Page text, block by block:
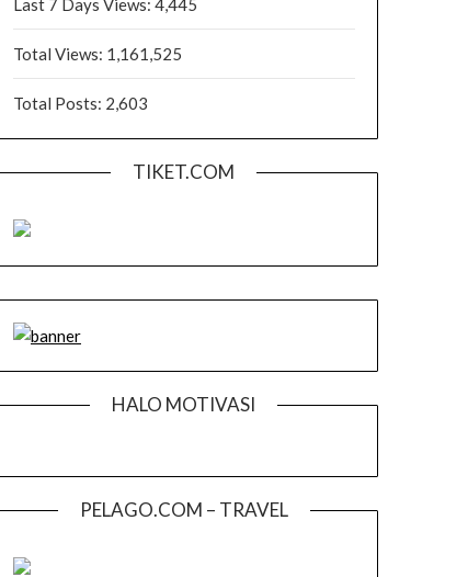
Last 7 Days Views: 4,445
Total Views: 1,161,525
Total Posts: 2,603
TIKET.COM
HALO MOTIVASI
PELAGO.COM – TRAVEL